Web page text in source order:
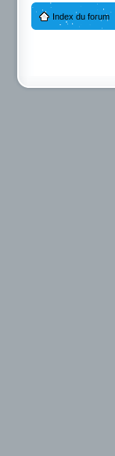
Index du forum